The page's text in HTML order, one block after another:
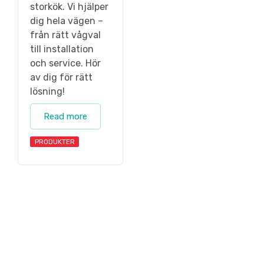
storkök. Vi hjälper
dig hela vägen –
från rätt vågval
till installation
och service. Hör
av dig för rätt
lösning!
Read more
PRODUKTER